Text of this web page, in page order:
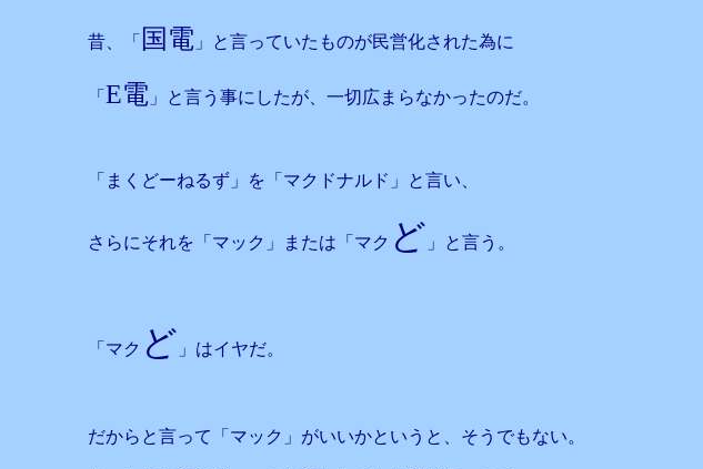
昔、「 国電 」と言っていたものが民営化された為に
「 E電 」と言う事にしたが、一切広まらなかったのだ。
「まくどーねるず」を「マクドナルド」と言い、
さらにそれを「マック」または「マク ど 」と言う。
「マク ど 」はイヤだ。
だからと言って「マック」がいいかというと、そうでもない。